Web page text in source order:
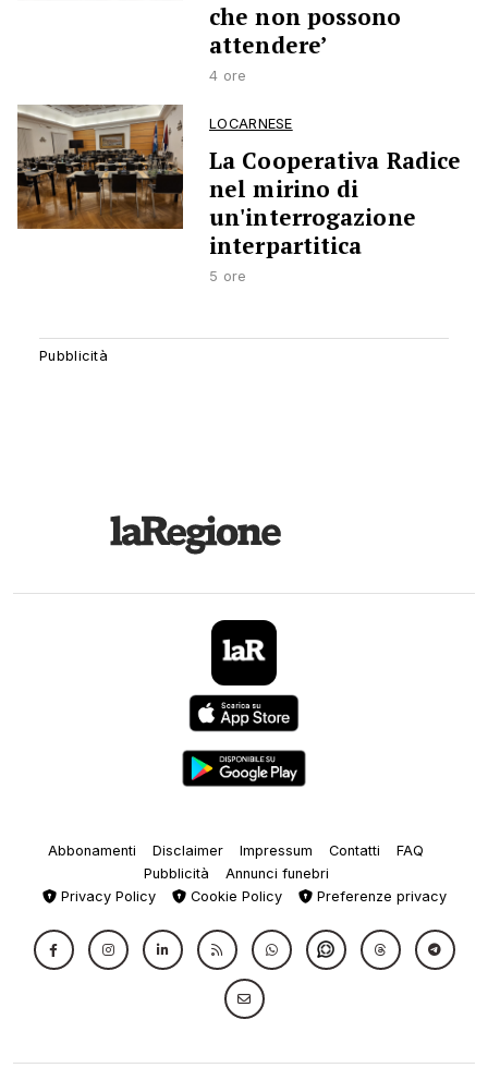
che non possono
attendere’
4 ore
LOCARNESE
La Cooperativa Radice
nel mirino di
un'interrogazione
interpartitica
5 ore
Abbonamenti Disclaimer Impressum Contatti
FAQ
Pubblicità
Annunci funebri
Privacy Policy
Cookie Policy Preferenze privacy